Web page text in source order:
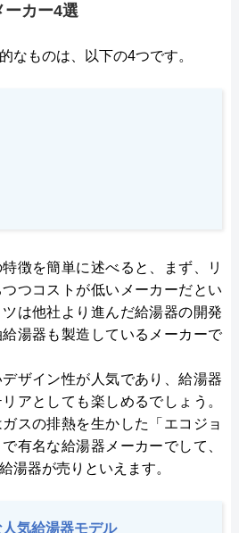
ーカー4選
なものは、以下の4つです。
徴を簡単に述べると、まず、リ
つコストが低いメーカーだとい
は他社より進んだ給湯器の開発
湯器も製造しているメーカーで
ザイン性が人気であり、給湯器
アとしても楽しめるでしょう。
スの排熱を生かした「エコジョ
有名な給湯器メーカーでして、
湯器が売りといえます。
気給湯器モデル